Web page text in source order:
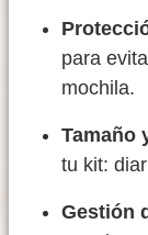
para
mochila.
Tamaño
tu kit:
Gestión